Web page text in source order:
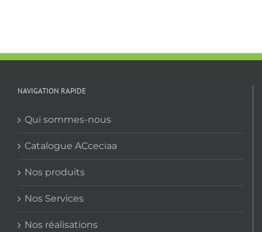
NAVIGATION RAPIDE
Qui sommes-nous
Catalogue ACceciaa
Nos produits
Nos Services
Nos réalisations